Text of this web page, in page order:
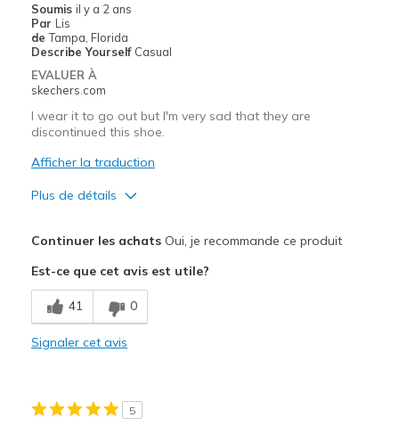
Sizing
View On Shoes
Shoes are for Wearing
Soumis il y a 2 ans
Par Lis
de Tampa, Florida
Describe Yourself Casual
EVALUER À
skechers.com
I wear it to go out but I'm very sad that they are
discontinued this shoe.
Afficher la traduction
Plus de détails
Les meilleures utilisations
Going Out
View On Shoes
I'm Really Into Shoes
Continuer les achatsOui, je recommande ce produit
Est-ce que cet avis est utile?
41 0
Signaler cet avis
5